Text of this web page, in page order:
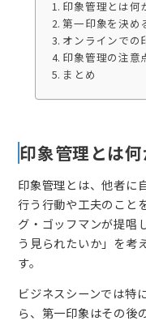
印象管理とは何
第一印象を決め
オンラインでの
印象管理の注意
まとめ
印象管理とは
印象管理とは、他者に
行う行動や工夫のこと
グ・ゴッフマンが提唱
う見られたいか」を考
す。
ビジネスシーンでは特
ら、第一印象はその後